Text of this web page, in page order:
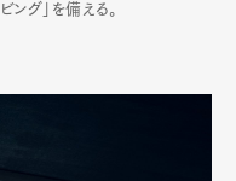
グ」を備える。